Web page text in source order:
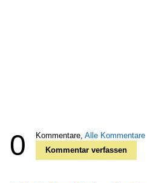
0 Kommentare, Alle Kommentare
Kommentar verfassen